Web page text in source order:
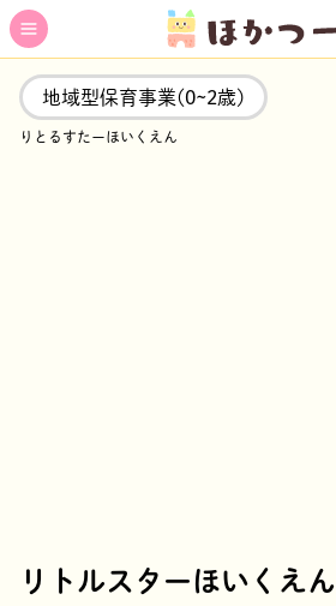
地域型保育事業(0~2歳)
りとるすたーほいくえん
リトルスターほいくえん